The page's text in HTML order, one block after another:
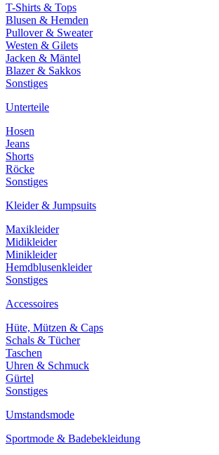
T-Shirts & Tops
Blusen & Hemden
Pullover & Sweater
Westen & Gilets
Jacken & Mäntel
Blazer & Sakkos
Sonstiges
Unterteile
Hosen
Jeans
Shorts
Röcke
Sonstiges
Kleider & Jumpsuits
Maxikleider
Midikleider
Minikleider
Hemdblusenkleider
Sonstiges
Accessoires
Hüte, Mützen & Caps
Schals & Tücher
Taschen
Uhren & Schmuck
Gürtel
Sonstiges
Umstandsmode
Sportmode & Badebekleidung